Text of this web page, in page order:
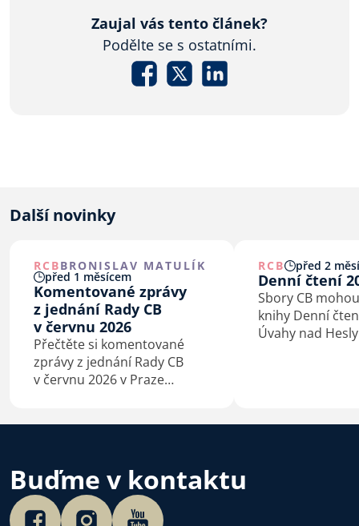
Zaujal vás tento článek?
Podělte se s ostatními.
Další novinky
RCBBRONISLAV MATULÍK
před 1 měsícem
Komentované zprávy
z jednání Rady CB
v červnu 2026
Přečtěte si komentované
zprávy z jednání Rady CB
v červnu 2026 v Praze
RCB před 2
Denní čtení
Sbory CB
knihy Denní
Úvahy nad
Buďme v kontaktu